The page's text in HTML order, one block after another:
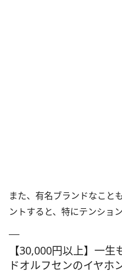
また、有名ブランドなこと
ントすると、特にテンショ
【30,000円以上】一
ドオルフセンのイヤホ